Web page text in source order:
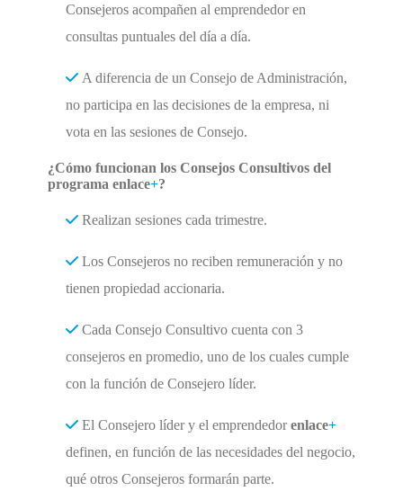
Consejeros acompañen al emprendedor en
consultas puntuales del día a día.
A diferencia de un Consejo de Administración,
no participa en las decisiones de la empresa, ni
vota en las sesiones de Consejo.
¿Cómo funcionan los Consejos Consultivos del
programa enlace+?
Realizan sesiones cada trimestre.
Los Consejeros no reciben remuneración y no
tienen propiedad accionaria.
Cada Consejo Consultivo cuenta con 3
consejeros en promedio, uno de los cuales cumple
con la función de Consejero líder.
El Consejero líder y el emprendedorenlace+
definen, en función de las necesidades del negocio,
qué otros Consejeros formarán parte.